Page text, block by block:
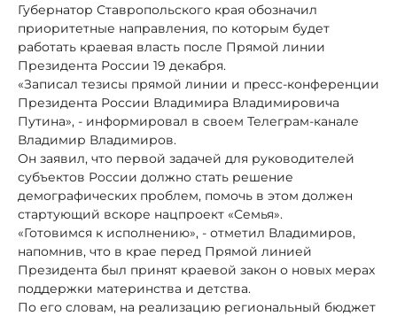
Губернатор Ставропольского края обозначил
приоритетные направления, по которым будет
работать краевая власть после Прямой линии
Президента России 19 декабря.
«Записал тезисы прямой линии и пресс-конференции
Президента России Владимира Владимировича
Путина», - информировал в своем Телеграм-канале
Владимир Владимиров.
Он заявил, что первой задачей для руководителей
субъектов России должно стать решение
демографических проблем, помочь в этом должен
стартующий вскоре нацпроект «Семья».
«Готовимся к исполнению», - отметил Владимиров,
напомнив, что в крае перед Прямой линией
Президента был принят краевой закон о новых мерах
поддержки материнства и детства.
По его словам, на реализацию региональный бюджет